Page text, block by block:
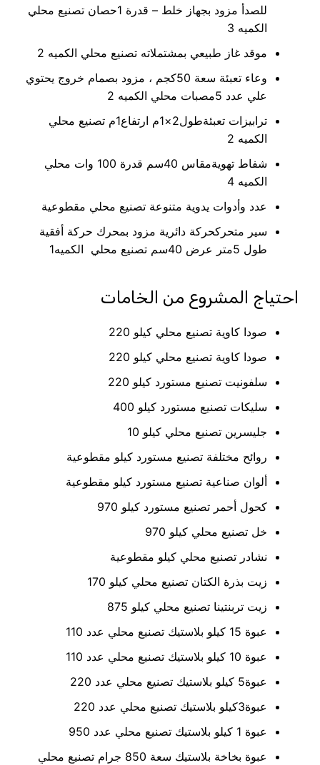
للصدأ مزود بجهاز خلط – قدرة 1حصان تصنيع محلي
الكميه 3
موقد غاز طبيعي بمشتملاته تصنيع محلي الكميه 2
وعاء تعبئة سعة 50كجم ، مزود بصمام خروج يحتوي
علي عدد 5مصبات محلي الكميه 2
ترابيزات تعبئةطول2×1م ارتفاع1م تصنيع محلي
الكميه 2
شفاط تهويةمقاس 40سم قدرة 100 وات محلي
الكميه 4
عدد وأدوات يدوية متنوعة تصنيع محلي مقطوعية
سير متحركحركة دائرية مزود بمحرك حركة أفقية
طول 5متر عرض 40سم تصنيع محلي الكميه1
احتياج المشروع من الخامات
صودا كاوية تصنيع محلي كيلو 220
صودا كاوية تصنيع محلي كيلو 220
سلفونيت تصنيع مستورد كيلو 220
سليكات تصنيع مستورد كيلو 400
جليسرين تصنيع محلي كيلو 10
روائح مختلفة تصنيع مستورد كيلو مقطوعية
ألوان صناعية تصنيع مستورد كيلو مقطوعية
كحول أحمر تصنيع مستورد كيلو 970
خل تصنيع محلي كيلو 970
نشادر تصنيع محلي كيلو مقطوعية
زيت بذرة الكتان تصنيع محلي كيلو 170
زيت تربنتينا تصنيع محلي كيلو 875
عبوة 15 كيلو بلاستيك تصنيع محلي عدد 110
عبوة 10 كيلو بلاستيك تصنيع محلي عدد 110
عبوة5 كيلو بلاستيك تصنيع محلي عدد 220
عبوة3كيلو بلاستيك تصنيع محلي عدد 220
عبوة 1 كيلو بلاستيك تصنيع محلي عدد 950
عبوة بخاخة بلاستيك سعة 850 جرام تصنيع محلي